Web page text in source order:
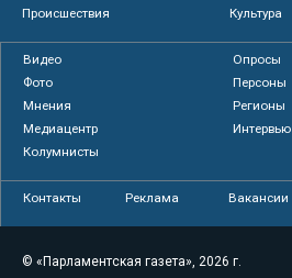
Происшествия
Культура
Видео
Опросы
Фото
Персоны
Мнения
Регионы
Медиацентр
Интервью
Колумнисты
Контакты Реклама Вакансии
© «Парламентская газета», 2026 г.